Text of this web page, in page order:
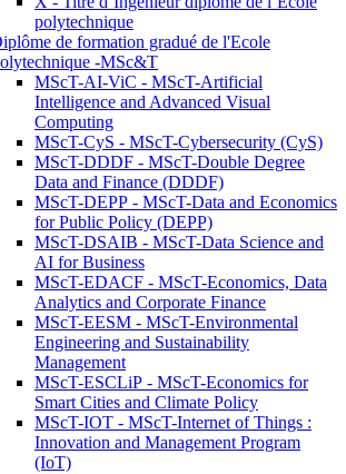
polytechnique
de formation gradué de l'Ecole
-MSc&T
MScT-AI-ViC - MScT-Artificial
Intelligence and Advanced Visual
Computing
MScT-CyS - MScT-Cybersecurity (CyS)
MScT-DDDF - MScT-Double Degree
Data and Finance (DDDF)
MScT-DEPP - MScT-Data and Economics
for Public Policy (DEPP)
MScT-DSAIB - MScT-Data Science and
AI for Business
MScT-EDACF - MScT-Economics, Data
Analytics and Corporate Finance
MScT-EESM - MScT-Environmental
Engineering and Sustainability
Management
MScT-ESCLiP - MScT-Economics for
Smart Cities and Climate Policy
MScT-IOT - MScT-Internet of Things :
Innovation and Management Program
(IoT)